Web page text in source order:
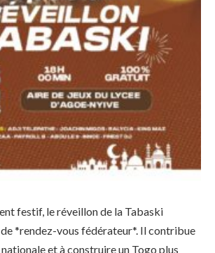
festif, le réveillon de la Tabaski
*rendez-vous fédérateur*. Il contribue
et à construire un Togo plus